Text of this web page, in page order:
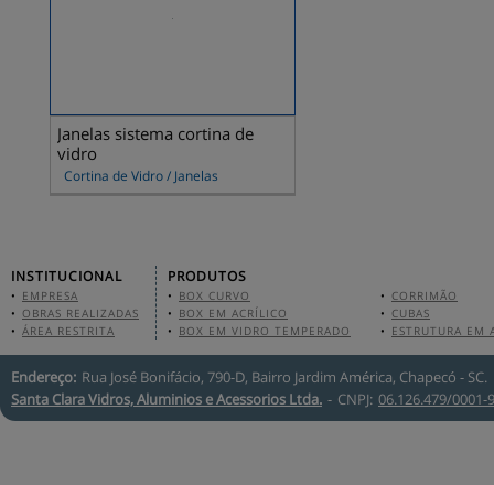
Janelas sistema cortina de
vidro
Cortina de Vidro / Janelas
INSTITUCIONAL
• EMPRESA
• OBRAS REALIZADAS
• ÁREA RESTRITA
PRODUTOS
• BOX CURVO
• BOX EM ACRÍLICO
• BOX EM VIDRO TEMPERADO
• CORRIMÃO
• CUBAS
• ESTRUTURA EM
Endereço: Rua José Bonifácio, 790-D, Bairro Jardim América, Chapecó - SC.
Santa Clara Vidros, Aluminios e Acessorios Ltda. - CNPJ: 06.126.479/0001-